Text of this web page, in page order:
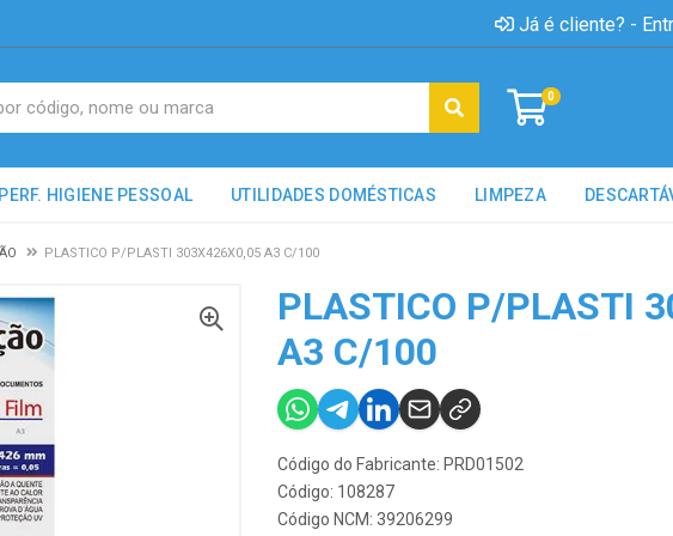
Já é cliente? -
0
PERF. HIGIENE PESSOAL UTILIDADES DOMÉSTICAS LIMPEZA
PLASTICO P/PLASTI 303X426X0,05 A3 C/100
PLASTICO P/PLASTI
A3 C/100
Código do Fabricante: PRD01502
Código: 108287
Código NCM: 39206299